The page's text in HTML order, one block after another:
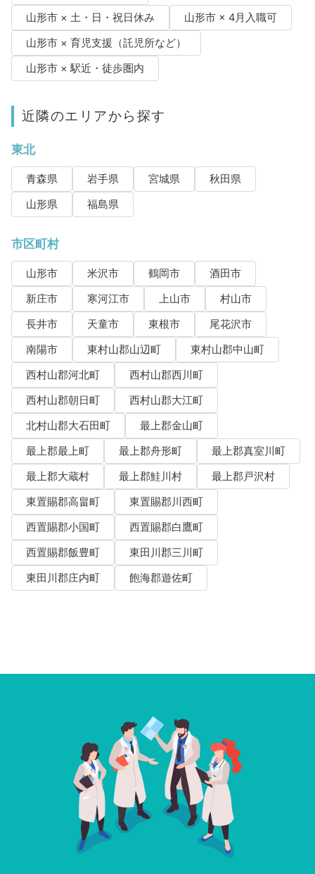
山形市 × 土・日・祝日休み
山形市 × 4月入職可
山形市 × 育児支援（託児所など）
山形市 × 駅近・徒歩圏内
近隣のエリアから探す
東北
青森県 岩手県 宮城県
秋田県
山形県
福島県
市区町村
山形市 米沢市 鶴岡市
酒田市
新庄市
寒河江市 上山市
村山市
長井市
天童市 東根市
尾花沢市
南陽市
東村山郡山辺町
東村山郡中山町
西村山郡河北町
西村山郡西川町
西村山郡朝日町
西村山郡大江町
北村山郡大石田町
最上郡金山町
最上郡最上町
最上郡舟形町
最上郡真室川町
最上郡大蔵村
最上郡鮭川村
最上郡戸沢村
東置賜郡高畠町
東置賜郡川西町
西置賜郡小国町
西置賜郡白鷹町
西置賜郡飯豊町
東田川郡三川町
東田川郡庄内町
飽海郡遊佐町